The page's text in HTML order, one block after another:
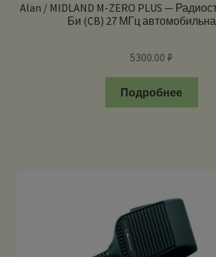
Alan / MIDLAND M-ZERO PLUS —
Би (CB) 27 МГц
5300.00₽
Подробнее